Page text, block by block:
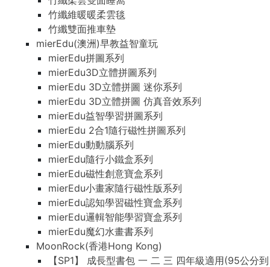
竹纖維暖暖柔雲毯
竹纖雙面推車墊
mierEdu(澳洲)早教益智童玩
mierEdu拼圖系列
mierEdu3D立體拼圖系列
mierEdu 3D立體拼圖 迷你系列
mierEdu 3D立體拼圖 仿真音效系列
mierEdu益智學習拼圖系列
mierEdu 2合1隨行磁性拼圖系列
mierEdu動動腦系列
mierEdu隨行小鐵盒系列
mierEdu磁性創意寶盒系列
mierEdu小畫家隨行磁性版系列
mierEdu認知學習磁性寶盒系列
mierEdu邏輯智能學習寶盒系列
mierEdu魔幻水畫書系列
MoonRock(香港Hong Kong)
【SP1】 成長型書包 一 二 三 四年級適用(95公分到